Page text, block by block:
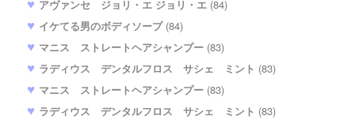
アヴァンセ ジョリ・エ ジョリ・エ (84)
イケてる男のボディソープ(84)
マニス ストレートヘアシャンプー (83)
ラディウス デンタルフロス サシェ ミント (83)
マニス ストレートヘアシャンプー (83)
ラディウス デンタルフロス サシェ ミント (83)